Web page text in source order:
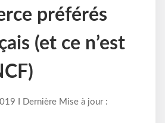
préférés
(et ce n’est
I Dernière Mise à jour :